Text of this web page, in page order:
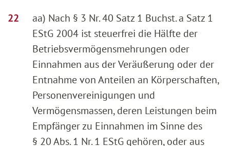
aa) Nach § 3 Nr. 40 Satz 1 Buchst. a Satz 1
EStG 2004 ist steuerfrei die Hälfte der
Betriebsvermögensmehrungen oder
Einnahmen aus der Veräußerung oder der
Entnahme von Anteilen an Körperschaften,
Personenvereinigungen und
Vermögensmassen, deren Leistungen beim
Empfänger zu Einnahmen im Sinne des
§ 20 Abs. 1 Nr. 1 EStG gehören, oder aus